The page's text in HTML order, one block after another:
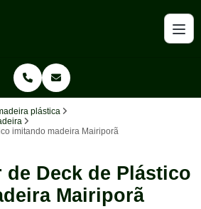
plástica
imitando madeira Mairiporã
Deck de Plástico
Mairiporã